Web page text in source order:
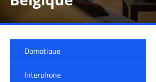
Domotique
Interphone